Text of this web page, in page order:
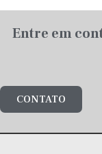
Entre em
CONTATO